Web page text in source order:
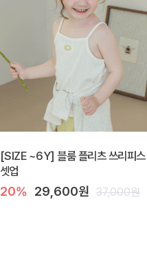
[SIZE ~6Y] 블룸 플리츠 쓰리피스
셋업
20% 29,600원 37,000원